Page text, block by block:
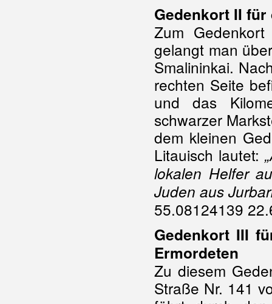
Gedenkort II
Zum
gelangt man
Smalininkai.
rechten Seite
und das
schwarzer
dem kleinen
Litauisch lautet:
lokalen Helfer
Juden aus
55.08124139
Gedenkort III
Ermordeten
Zu diesem
Straße Nr. 141